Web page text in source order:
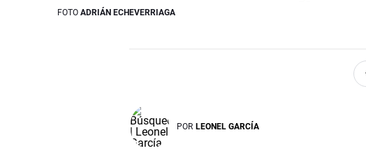
FOTO ADRIÁN ECHEVERRIAGA
POR LEONEL GARCÍA